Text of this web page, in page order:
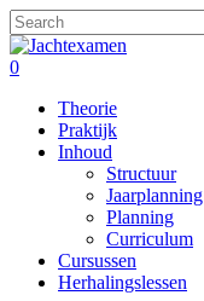
Skip
to
main
Close
Search
account
0
Theorie
Praktijk
Inhoud
Structuur
Jaarplanning
Planning
Curriculum
Cursussen
Herhalingslessen